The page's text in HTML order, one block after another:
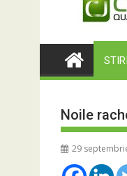
STIRI
Noile
29